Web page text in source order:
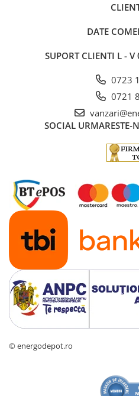
DATE
SUPORT CLIENTI L - V
0723
0721
SOCIAL URMARESTE-
© energodepot.ro